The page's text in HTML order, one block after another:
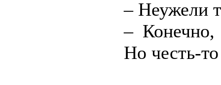
– Неужели
– Конечно,
Но честь-